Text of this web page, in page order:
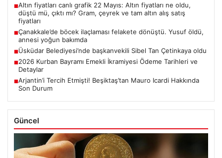
■Altın fiyatları canlı grafik 22 Mayıs: Altın fiyatları ne oldu,
düştü mü, çıktı mı? Gram, çeyrek ve tam altın alış satış
fiyatları
■Çanakkale’de böcek ilaçlaması felakete dönüştü. Yusuf öldü,
annesi yoğun bakımda
■Üsküdar Belediyesi’nde başkanvekili Sibel Tan Çetinkaya oldu
■2026 Kurban Bayramı Emekli İkramiyesi Ödeme Tarihleri ve
Detaylar
■Arjantin’i Tercih Etmişti! Beşiktaş’tan Mauro Icardi Hakkında
Son Durum
Güncel